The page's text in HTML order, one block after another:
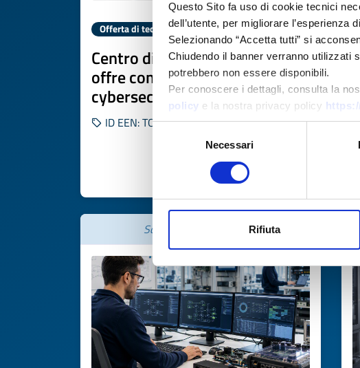
Questo Sito fa uso di cookie tecnici
dell’utente, per migliorare
Selezionando “Accetta tutti” si
Chiudendo il banner verranno utilizzati
potrebbero non essere disponibili.
Per conoscere i dettagli, consulta la
policy e la nostra privacy policy
Selezione
Necessari
Rifiuta
Offerta di tecnologia
Centro di ricerca spagnolo
offre competenze in IA e
cybersecurity per progetti UE
ID EEN: TOES20260511008
SCOPRI DI PIÙ →
Scade il 06 agosto 2027